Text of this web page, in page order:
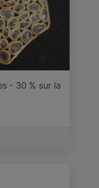
- 30 % sur la